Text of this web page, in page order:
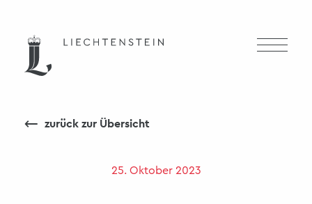
⟵ zurück zur Übersicht
25. Oktober 2023